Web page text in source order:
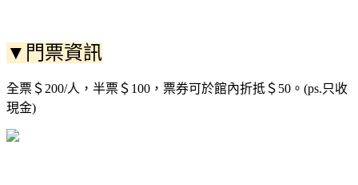
▼門票資訊
全票＄200/人，半票＄100，票券可於館內折抵＄50。(ps.只收
現金)